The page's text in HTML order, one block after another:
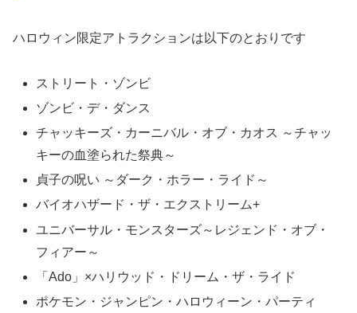
ハロウィン限定アトラクションは以下のとおりです
ストリート・ゾンビ
ゾンビ・デ・ダンス
チャッキーズ・カーニバル・オブ・カオス ～チャッ
キーの血塗られた祭典～
貞子の呪い ～ダーク・ホラー・ライド～
バイオハザード・ザ・エクストリーム+
ユニバーサル・モンスターズ～レジェンド・オブ・
フィアー～
「Ado」×ハリウッド・ドリーム・ザ・ライド
ポケモン・ジャンピン・ハロウィーン・パーティ